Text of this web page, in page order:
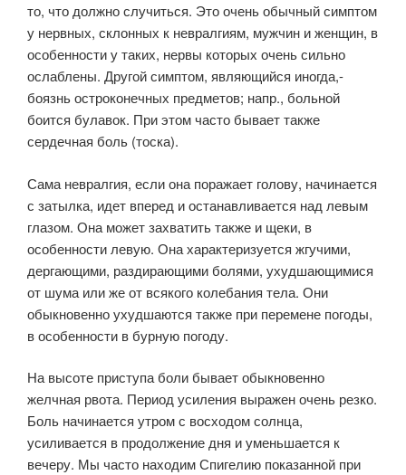
то, что должно случиться. Это очень обычный симптом
у нервных, склонных к невралгиям, мужчин и женщин, в
особенности у таких, нервы которых очень сильно
ослаблены. Другой симптом, являющийся иногда,-
боязнь остроконечных предметов; напр., больной
боится булавок. При этом часто бывает также
сердечная боль (тоска).
Сама невралгия, если она поражает голову, начинается
с затылка, идет вперед и останавливается над левым
глазом. Она может захватить также и щеки, в
особенности левую. Она характеризуется жгучими,
дергающими, раздирающими болями, ухудшающимися
от шума или же от всякого колебания тела. Они
обыкновенно ухудшаются также при перемене погоды,
в особенности в бурную погоду.
На высоте приступа боли бывает обыкновенно
желчная рвота. Период усиления выражен очень резко.
Боль начинается утром с восходом солнца,
усиливается в продолжение дня и уменьшается к
вечеру. Мы часто находим Спигелию показанной при